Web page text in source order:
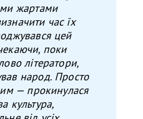
жартами
час їх
цей
поки
літератори,
народ. Просто
— прокинулася
культура,